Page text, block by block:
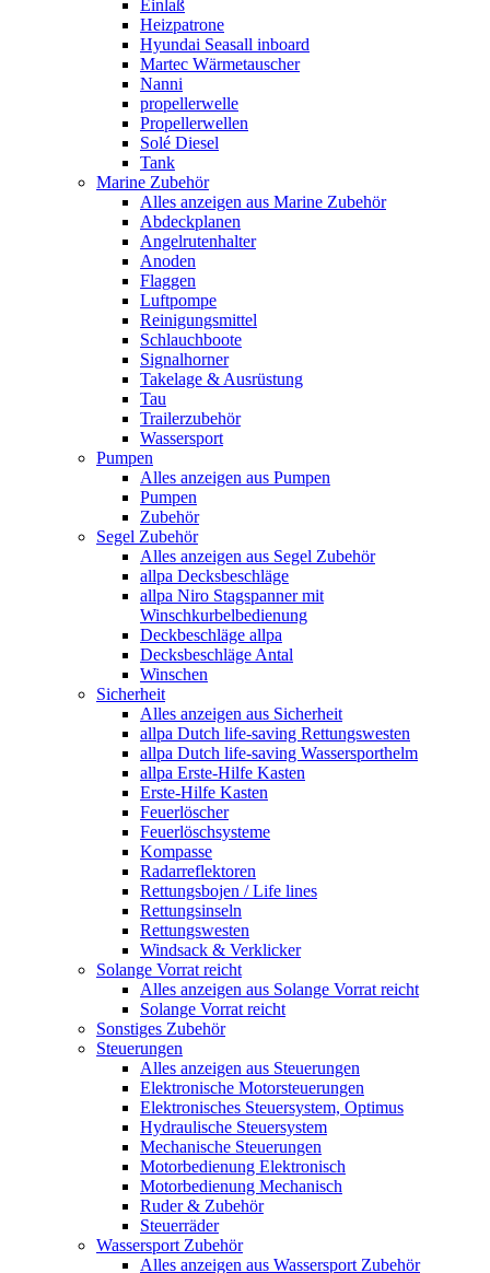
Einlaß
Heizpatrone
Hyundai Seasall inboard
Martec Wärmetauscher
Nanni
propellerwelle
Propellerwellen
Solé Diesel
Tank
Marine Zubehör
Alles anzeigen aus Marine Zubehör
Abdeckplanen
Angelrutenhalter
Anoden
Flaggen
Luftpompe
Reinigungsmittel
Schlauchboote
Signalhorner
Takelage & Ausrüstung
Tau
Trailerzubehör
Wassersport
Pumpen
Alles anzeigen aus Pumpen
Pumpen
Zubehör
Segel Zubehör
Alles anzeigen aus Segel Zubehör
allpa Decksbeschläge
allpa Niro Stagspanner mit
Winschkurbelbedienung
Deckbeschläge allpa
Decksbeschläge Antal
Winschen
Sicherheit
Alles anzeigen aus Sicherheit
allpa Dutch life-saving Rettungswesten
allpa Dutch life-saving Wassersporthelm
allpa Erste-Hilfe Kasten
Erste-Hilfe Kasten
Feuerlöscher
Feuerlöschsysteme
Kompasse
Radarreflektoren
Rettungsbojen / Life lines
Rettungsinseln
Rettungswesten
Windsack & Verklicker
Solange Vorrat reicht
Alles anzeigen aus Solange Vorrat reicht
Solange Vorrat reicht
Sonstiges Zubehör
Steuerungen
Alles anzeigen aus Steuerungen
Elektronische Motorsteuerungen
Elektronisches Steuersystem, Optimus
Hydraulische Steuersystem
Mechanische Steuerungen
Motorbedienung Elektronisch
Motorbedienung Mechanisch
Ruder & Zubehör
Steuerräder
Wassersport Zubehör
Alles anzeigen aus Wassersport Zubehör